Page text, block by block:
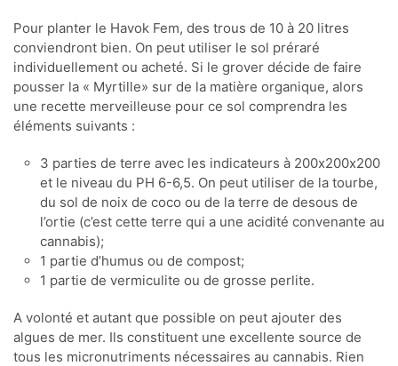
Pour planter le Havok Fem, des trous de 10 à 20 litres
conviendront bien. On peut utiliser le sol préraré
individuellement ou acheté. Si le grover décide de faire
pousser la « Myrtille» sur de la matière organique, alors
une recette merveilleuse pour ce sol comprendra les
éléments suivants :
3 parties de terre avec les indicateurs à 200х200х200
et le niveau du РН 6-6,5. On peut utiliser de la tourbe,
du sol de noix de coco ou de la terre de desous de
l’ortie (c’est cette terre qui a une acidité convenante au
cannabis);
1 partie d’humus ou de compost;
1 partie de vermiculite ou de grosse perlite.
A volonté et autant que possible on peut ajouter des
algues de mer. Ils constituent une excellente source de
tous les micronutriments nécessaires au cannabis. Rien